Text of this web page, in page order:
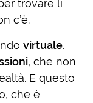
trovare lì
c’è.
virtuale.
, che non
E questo
che è